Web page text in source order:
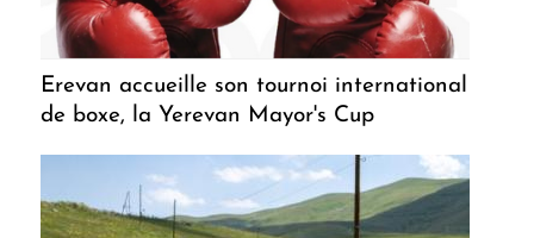
Erevan accueille son tournoi international
de boxe, la Yerevan Mayor's Cup